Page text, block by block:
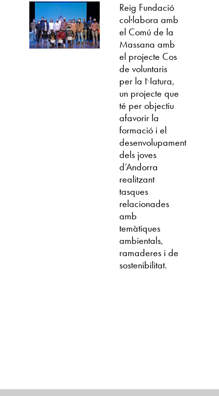
Reig Fundació
col·labora amb
el Comú de la
Massana amb
el projecte Cos
de voluntaris
per la Natura,
un projecte que
té per objectiu
afavorir la
formació i el
desenvolupament
dels joves
d’Andorra
realitzant
tasques
relacionades
amb
temàtiques
ambientals,
ramaderes i de
sostenibilitat.